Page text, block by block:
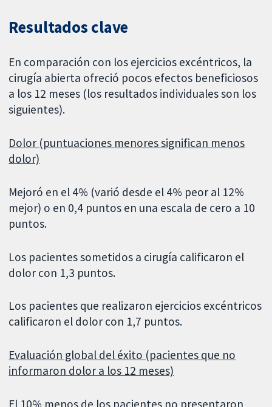
Resultados clave
En comparación con los ejercicios excéntricos, la
cirugía abierta ofreció pocos efectos beneficiosos
a los 12 meses (los resultados individuales son los
siguientes).
Dolor (puntuaciones menores significan menos
dolor)
Mejoró en el 4% (varió desde el 4% peor al 12%
mejor) o en 0,4 puntos en una escala de cero a 10
puntos.
Los pacientes sometidos a cirugía calificaron el
dolor con 1,3 puntos.
Los pacientes que realizaron ejercicios excéntricos
calificaron el dolor con 1,7 puntos.
Evaluación global del éxito (pacientes que no
informaron dolor a los 12 meses)
El 10% menos de los pacientes no presentaron